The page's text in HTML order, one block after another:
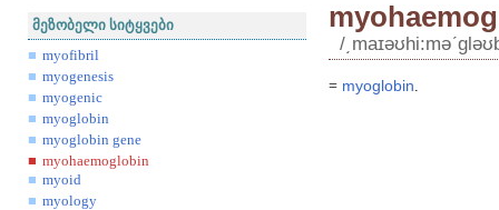
მეზობელი სიტყვები
myofibril
myogenesis
myogenic
myoglobin
myoglobin gene
myohaemoglobin
myoid
myology
/
= myoglobin